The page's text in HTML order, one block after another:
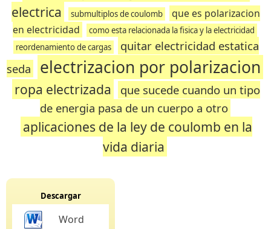
electrica
submultiplos de coulomb
que es polarizacion
en electricidad
como esta relacionada la fisica y la electricidad
reordenamiento de cargas
quitar electricidad estatica
seda
electrizacion por polarizacion
ropa electrizada
que sucede cuando un tipo
de energia pasa de un cuerpo a otro
aplicaciones de la ley de coulomb en la
vida diaria
Descargar
Word